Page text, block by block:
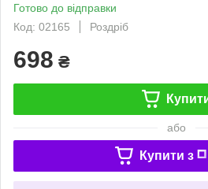
Готово до відправки
Код: 02165
Роздріб
698 ₴
або
Купити з